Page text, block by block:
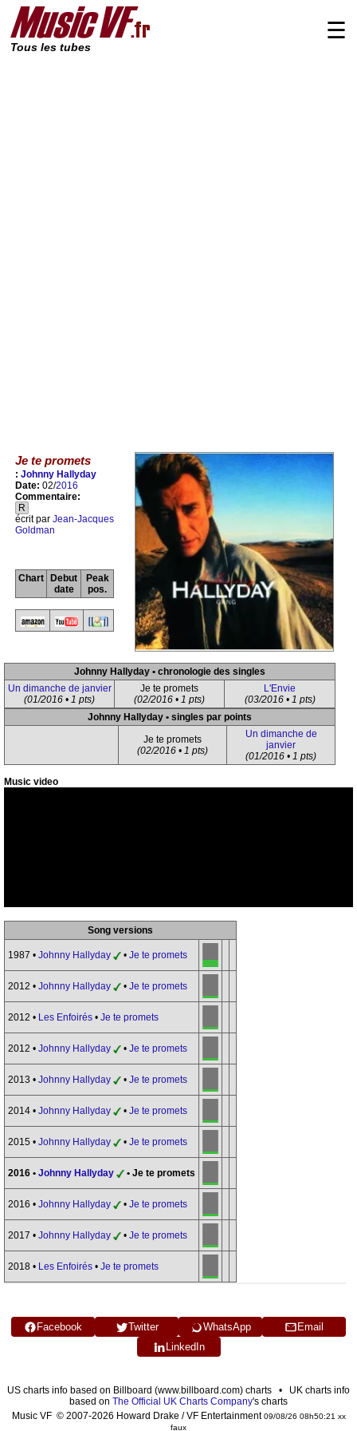
Tous les tubes
☰
Je te promets
: Johnny Hallyday
Date: 02/2016
Commentaire:
R
écrit par Jean-Jacques
Goldman
Chart
Debut
date
Peak
pos.
Johnny Hallyday • chronologie des singles
Un dimanche de janvier
(01/2016 • 1 pts)
Je te promets
(02/2016 • 1 pts)
L'Envie
(03/2016 • 1 pts)
Johnny Hallyday • singles par points
Je te promets
(02/2016 • 1 pts)
Un dimanche de
janvier
(01/2016 • 1 pts)
Music video
Song versions
1987 • Johnny Hallyday • Je te promets
2012 • Johnny Hallyday • Je te promets
2012 • Les Enfoirés • Je te promets
2012 • Johnny Hallyday • Je te promets
2013 • Johnny Hallyday • Je te promets
2014 • Johnny Hallyday • Je te promets
2015 • Johnny Hallyday • Je te promets
2016 • Johnny Hallyday • Je te promets
2016 • Johnny Hallyday • Je te promets
2017 • Johnny Hallyday • Je te promets
2018 • Les Enfoirés • Je te promets
Facebook Twitter WhatsApp
Email
LinkedIn
US charts info based on Billboard (www.billboard.com) charts • UK charts info
based on The Official UK Charts Company's charts
Music VF © 2007-2026 Howard Drake / VF Entertainment09/08/26 08h50:21 xx
faux